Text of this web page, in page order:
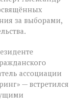
за выборами,
ассоциации
— встретился